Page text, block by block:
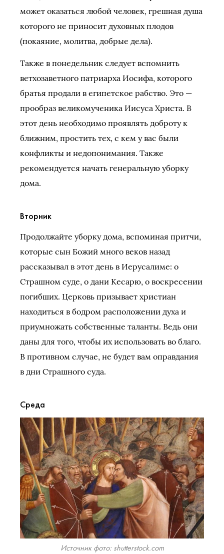
может оказаться любой человек, грешная душа
которого не приносит духовных плодов
(покаяние, молитва, добрые дела).
Также в понедельник следует вспомнить
ветхозаветного патриарха Иосифа, которого
братья продали в египетское рабство. Это —
прообраз великомученика Иисуса Христа. В
этот день необходимо проявлять доброту к
ближним, простить тех, с кем у вас были
конфликты и недопонимания. Также
рекомендуется начать генеральную уборку
дома.
Вторник
Продолжайте уборку дома, вспоминая притчи,
которые сын Божий много веков назад
рассказывал в этот день в Иерусалиме: о
Страшном суде, о дани Кесарю, о воскресении
погибших. Церковь призывает христиан
находиться в бодром расположении духа и
приумножать собственные таланты. Ведь они
даны для того, чтобы их использовать во благо.
В противном случае, не будет вам оправдания
в дни Страшного суда.
Среда
Источник фото: shutterstock.com